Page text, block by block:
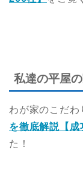
私達の平屋
わが家のこだわ
を徹底解説【成
た！